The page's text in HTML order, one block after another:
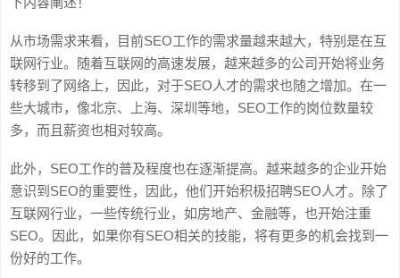
从市场需求来看，目前SEO工作的需求量越来越大，特别是在互
联网行业。随着互联网的高速发展，越来越多的公司开始将业务
转移到了网络上，因此，对于SEO人才的需求也随之增加。在一
些大城市，像北京、上海、深圳等地，SEO工作的岗位数量较
多，而且薪资也相对较高。
此外，SEO工作的普及程度也在逐渐提高。越来越多的企业开始
意识到SEO的重要性，因此，他们开始积极招聘SEO人才。除了
互联网行业，一些传统行业，如房地产、金融等，也开始注重
SEO。因此，如果你有SEO相关的技能，将有更多的机会找到一
份好的工作。